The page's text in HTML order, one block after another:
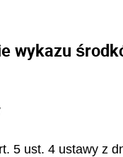
wykazu
5 ust. 4 ustawy z